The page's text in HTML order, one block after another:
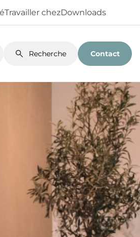
Travailler chezDownloads
Contact